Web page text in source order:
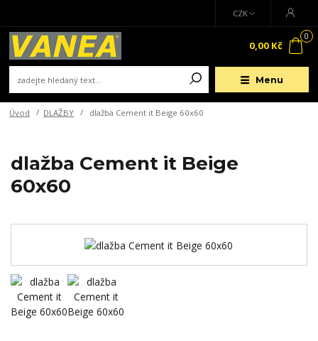
Menu
CZK
0
0,00 Kč
Úvod DLAŽBY dlažba Cement it Beige 60x60
dlažba Cement it Beige
60x60